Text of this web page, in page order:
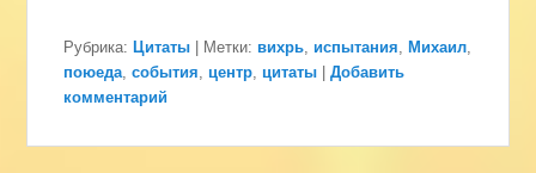
Рубрика: Цитаты Метки: вихрь, испытания, Михаил,
поюеда,события, центр, цитаты |Добавить
комментарий